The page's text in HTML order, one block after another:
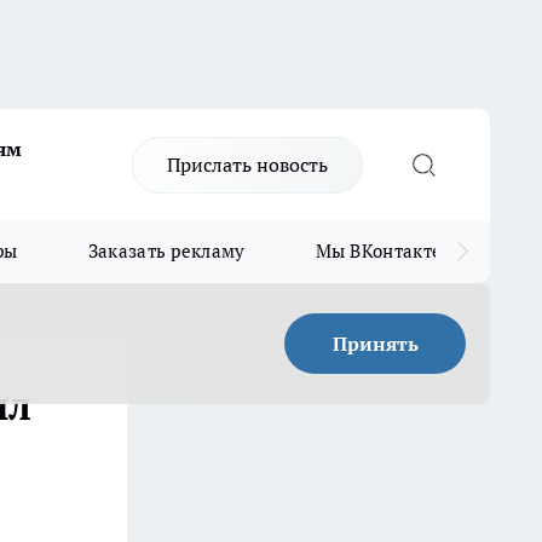
Прислать новость
Заказать рекламу Мы ВКонтакте
Принять